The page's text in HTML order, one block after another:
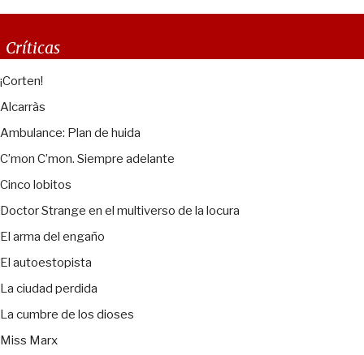
Críticas
¡Corten!
Alcarràs
Ambulance: Plan de huida
C’mon C’mon. Siempre adelante
Cinco lobitos
Doctor Strange en el multiverso de la locura
El arma del engaño
El autoestopista
La ciudad perdida
La cumbre de los dioses
Miss Marx